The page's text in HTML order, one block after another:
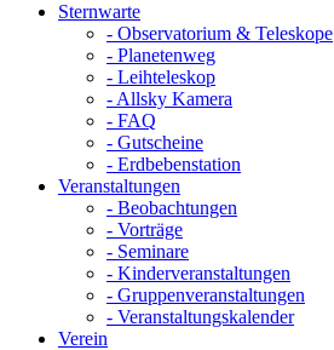
Sternwarte
- Observatorium & Teleskope
- Planetenweg
- Leihteleskop
- Allsky Kamera
- FAQ
- Gutscheine
- Erdbebenstation
Veranstaltungen
- Beobachtungen
- Vorträge
- Seminare
- Kinderveranstaltungen
- Gruppenveranstaltungen
- Veranstaltungskalender
Verein